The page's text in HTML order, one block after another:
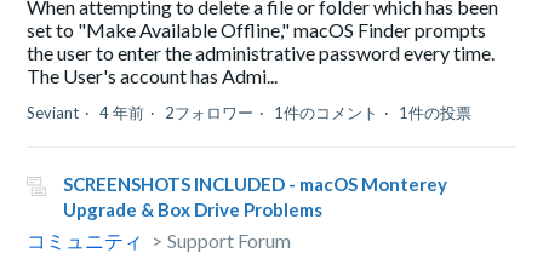
When attempting to delete a file or folder which has been
set to "Make Available Offline," macOS Finder prompts
the user to enter the administrative password every time.
The User's account has Admi...
Seviant 4 年前 2フォロワー 1件のコメント 1件の投票
SCREENSHOTS INCLUDED - macOS Monterey
Upgrade & Box Drive Problems
コミュニティ
Support Forum